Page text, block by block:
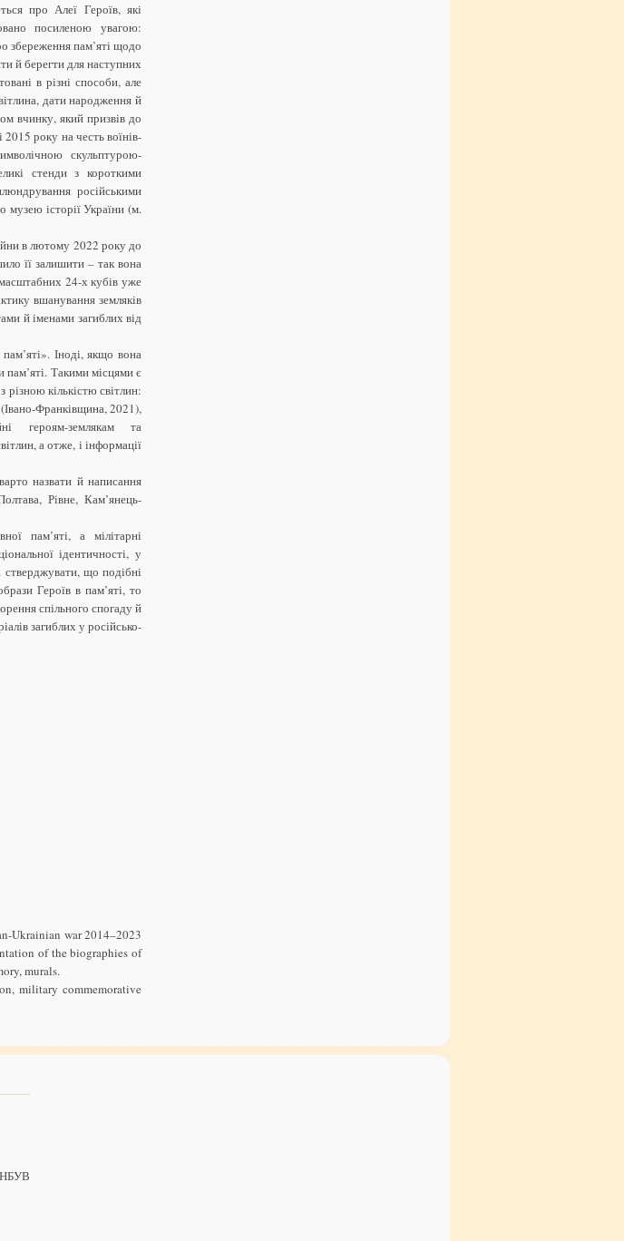
про Алеї Героїв, які
посиленою увагою:
збереження пам’яті щодо
й берегти для наступних
в різні способи, але
дати народження й
вчинку, який призвів до
року на честь воїнів-
скульптурою-
стенди з короткими
російськими
музею історії України (м.
в лютому 2022 року до
її залишити – так вона
24-х кубів уже
вшанування земляків
й іменами загиблих від
Іноді, якщо вона
пам’яті. Такими місцями є
різною кількістю світлин:
Франківщина, 2021),
героям-землякам та
а отже, і інформації
назвати й написання
Рівне, Кам’янець-
пам’яті, а мілітарні
ідентичності, у
що подібні
Героїв в пам’яті, то
спільного спогаду й
загиблих у російсько-
Ukrainian war 2014–2023
of the biographies of
murals.
military commemorative
НБУВ